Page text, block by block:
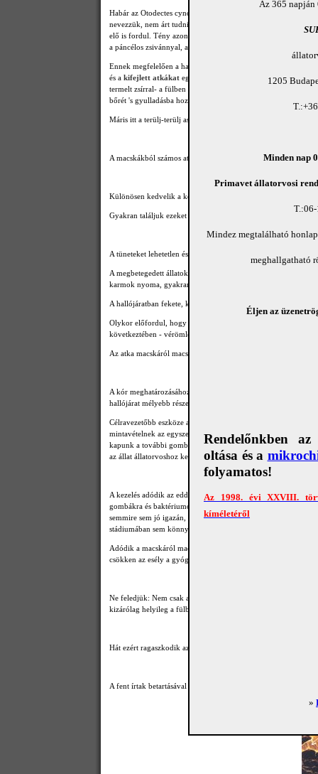
Az 365 napján
1205
Minden nap
Primavet állatorvosi
Mindez megtalálható
meghallgatható
Éljen az
Rendelőnkben az
oltása és a
folyamatos!
Az 1998. évi XXVIII.
kíméletéről
»
Habár az Otodectes cynotis nevű rühatka okozta
nevezzük, nem árt tudni, hogy a parazita a macska bármely
elő is fordul. Tény azonban, hogy leggyakrabban a
a páncélos zsivánnyal, amely az egész életét képes leélni a
Ennek megfelelően a hallójáratban megtaláljuk a
és a kifejlett atkákat egyaránt, melyek -a
kivételével- az
termelt zsírral- a fülben értelemszerűen fülzsírral-
bőrét 's gyulladásba hozzák azt és így fokozott
Máris itt a terülj-terülj asztalkám!
A macskákból számos atkafaj él, ezzel a remek húzással
Különösen kedvelik a kölyök macskákat, fajtaválasztásukban
Gyakran találjuk ezeket az atkákat legyengült macskákon
A tüneteket lehetetlen észre nem venni.
A megbetegedett állatok gyakran dörzsölik, vakarják a
karmok nyoma, gyakran vér, savó, barnás pörkök
A hallójáratban fekete, kenőcsös, vagy- épp' ellenkezőleg-
Olykor előfordul, hogy a macska kínjában addig rázza a fejét,
következtében - vérömleny alakul ki többszörösére növelve a
Az atka macskáról macskára vagy kutyáról macskára terjed
A kór meghatározásához a fül vizsgálatát nagyítóval illik
hallójárat mélyebb részeiben dagonyázzanak, ezért ez az
Célravezetőbb eszköze az állatorvosnak a mintavételt követő
mintavételnek az egyszerű vagy speciális fülvizsgáló
kapunk a további gombák és baktériumok meghatározására
az állat állatorvoshoz kerül az atka, mint baj már jegyben jár
A kezelés adódik az eddigiekből: a fül szakember tanácsai-,
gombákra és baktériumokra egyaránt ható készítmények
semmire sem jó igazán, csak megnyújtjuk az állat
stádiumában sem könnyűszerrel gyógykezelhető kórt,
Adódik a macskáról macskára illetve a kutyáról macskára való
csökken az esély a gyógyulásra, mégpedig a folyamatos
Ne feledjük: Nem csak a macska fülén található meg az atka!
kizárólag helyileg a fülben ható szerekkel a siker kétségessé
Hát ezért ragaszkodik az állatorvos a macska alapos
A fent írtak betartásával is hetekbe telhet megszabadulni az